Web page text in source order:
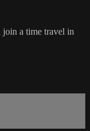
join a time travel in